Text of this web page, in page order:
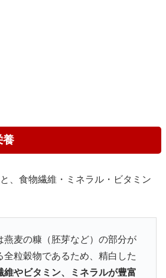
養
、食物繊維・ミネラル・ビタミン
麦の糠（胚芽など）の部分が
全粒穀物であるため、精白した
維やビタミン、ミネラルが豊富